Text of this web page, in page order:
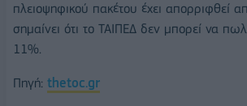
πλειοψηφικού πακέτου έχει απορριφθεί
σημαίνει ότι το ΤΑΙΠΕΔ δεν μπορεί να
11%.
Πηγή: thetoc.gr